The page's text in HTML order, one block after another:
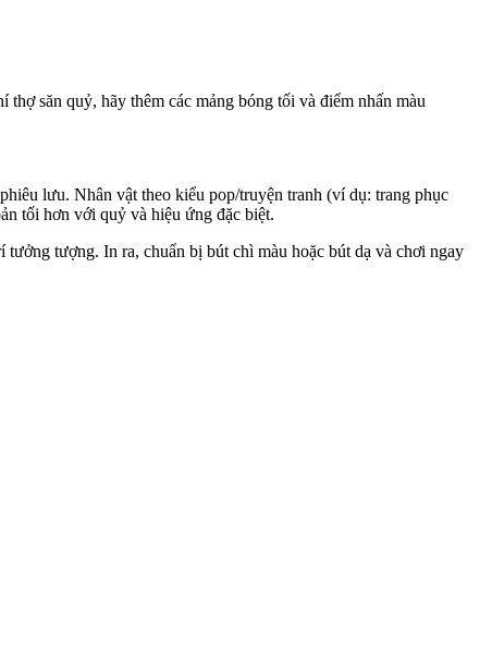
săn quỷ, hãy thêm các mảng bóng tối và điểm nhấn màu
lưu. Nhân vật theo kiểu pop/truyện tranh (ví dụ: trang phục
tối hơn với quỷ và hiệu ứng đặc biệt.
tượng. In ra, chuẩn bị bút chì màu hoặc bút dạ và chơi ngay